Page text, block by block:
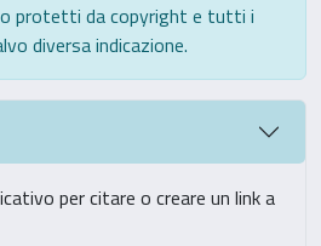
protetti da copyright e tutti i
diversa indicazione.
per citare o creare un link a